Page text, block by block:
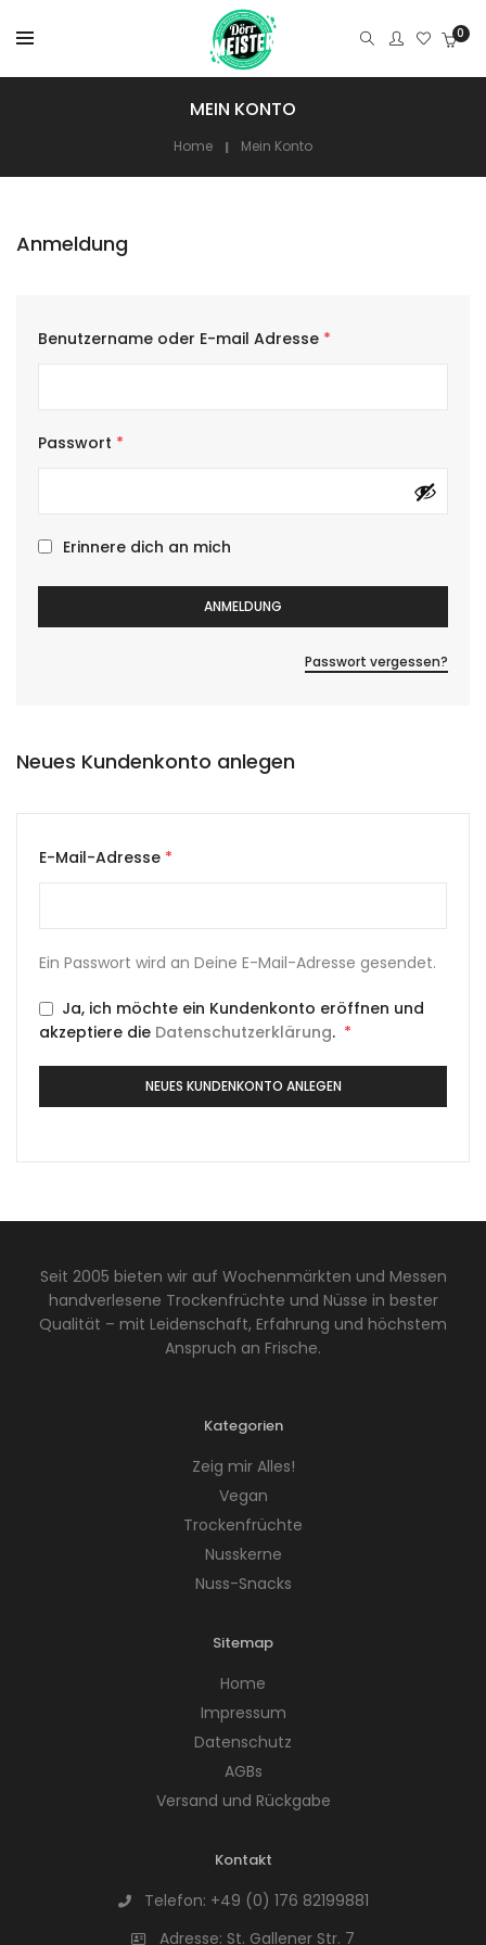
0
MEIN KONTO
Home Mein Konto
Anmeldung
Benutzername oder E-mail Adresse *
Passwort *
Erinnere dich an mich
ANMELDUNG
Passwort vergessen?
Neues Kundenkonto anlegen
E-Mail-Adresse *
Ein Passwort wird an Deine E-Mail-Adresse gesendet.
Ja, ich möchte ein Kundenkonto eröffnen und
akzeptiere die Datenschutzerklärung. *
NEUES KUNDENKONTO ANLEGEN
Seit 2005 bieten wir auf Wochenmärkten und Messen
handverlesene Trockenfrüchte und Nüsse in bester
Qualität – mit Leidenschaft, Erfahrung und höchstem
Anspruch an Frische.
Kategorien
Zeig mir Alles!
Vegan
Trockenfrüchte
Nusskerne
Nuss-Snacks
Sitemap
Home
Impressum
Datenschutz
AGBs
Versand und Rückgabe
Kontakt
Telefon: +49 (0) 176 82199881
Adresse: St. Gallener Str. 7